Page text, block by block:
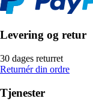
Levering og retur
30 dages returret
Returnér din ordre
Tjenester